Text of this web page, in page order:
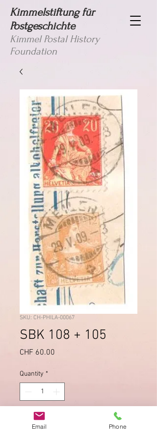
Kimmelstiftung für
Postgeschichte
Kimmel Postal History
Foundation
SKU: CH-PHILA-00067
SBK 108 + 105
CHF 60.00
Quantity *
Email Phone